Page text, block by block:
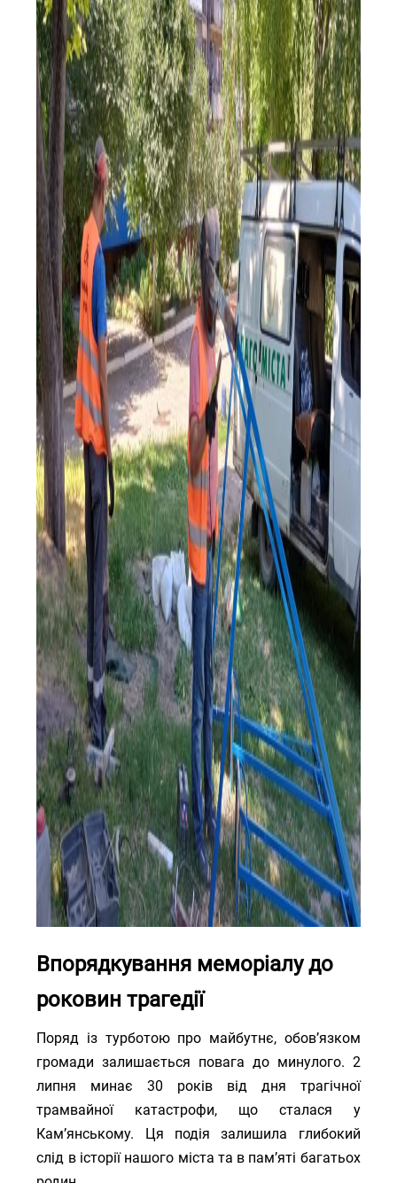
Впорядкування меморіалу до
роковин трагедії
Поряд із турботою про майбутнє, обов’язком
громади залишається повага до минулого. 2
липня минає 30 років від дня трагічної
трамвайної катастрофи, що сталася у
Кам’янському. Ця подія залишила глибокий
слід в історії нашого міста та в пам’яті багатьох